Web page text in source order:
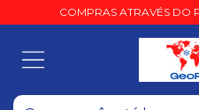
COMPRAS ATRAVÉS DO